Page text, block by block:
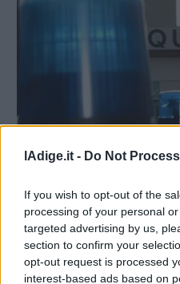
lAdige.it - Do Not
If you wish to opt-out of the
processing of your personal
targeted advertising by us,
section to confirm your
opt-out request is processed
interest-based ads based on
Il «Bruno»: noi
un battibecco
Il Centro Sociale Bruno fa
suo sito che ieri sera un
aggredito e minacciato di
22 GIUGNO 2014